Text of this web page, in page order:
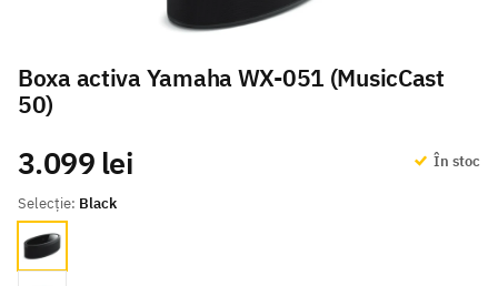
Boxa activa Yamaha WX-051 (MusicCast
50)
În stoc
Selecție: Black
Black
3.099 lei